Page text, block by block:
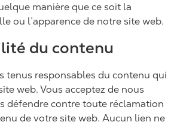
manière que ce soit la
ou l’apparence de notre site web.
du contenu
tenus responsables du contenu qui
web. Vous acceptez de nous
défendre contre toute réclamation
de votre site web. Aucun lien ne